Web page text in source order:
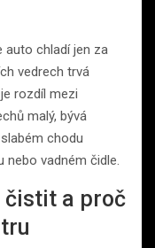
auto chladí jen za
vedrech trvá
rozdíl mezi
malý, bývá
chodu
vadném čidle.
a proč